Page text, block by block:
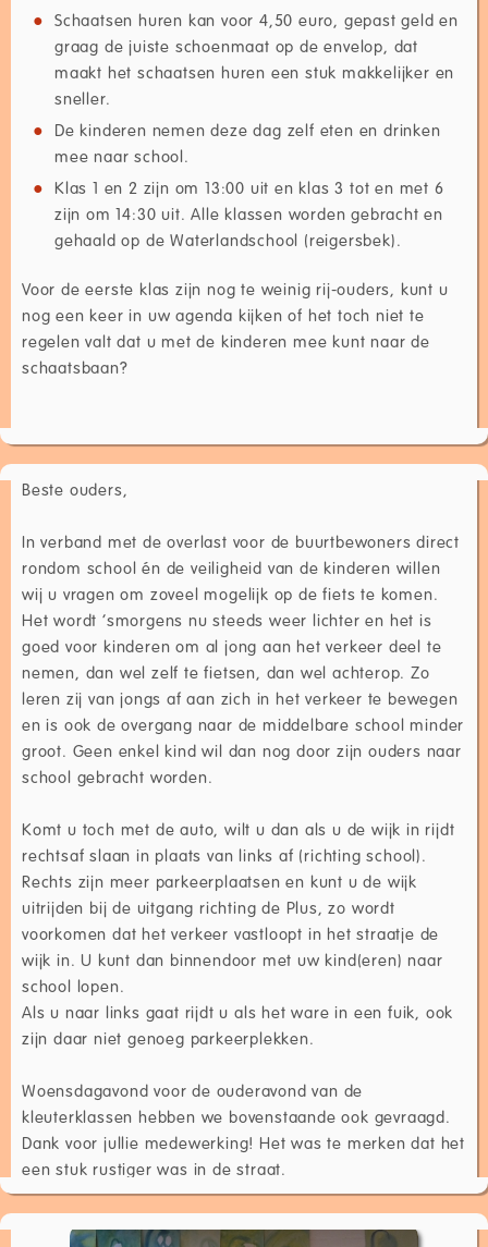
Schaatsen huren kan voor 4,50 euro, gepast geld en
graag de juiste schoenmaat op de envelop, dat
maakt het schaatsen huren een stuk makkelijker en
sneller.
De kinderen nemen deze dag zelf eten en drinken
mee naar school.
Klas 1 en 2 zijn om 13:00 uit en klas 3 tot en met 6
zijn om 14:30 uit. Alle klassen worden gebracht en
gehaald op de Waterlandschool (reigersbek).
Voor de eerste klas zijn nog te weinig rij-ouders, kunt u
nog een keer in uw agenda kijken of het toch niet te
regelen valt dat u met de kinderen mee kunt naar de
schaatsbaan?
Beste ouders,
In verband met de overlast voor de buurtbewoners direct
rondom school én de veiligheid van de kinderen willen
wij u vragen om zoveel mogelijk op de fiets te komen.
Het wordt ‘smorgens nu steeds weer lichter en het is
goed voor kinderen om al jong aan het verkeer deel te
nemen, dan wel zelf te fietsen, dan wel achterop. Zo
leren zij van jongs af aan zich in het verkeer te bewegen
en is ook de overgang naar de middelbare school minder
groot. Geen enkel kind wil dan nog door zijn ouders naar
school gebracht worden.
Komt u toch met de auto, wilt u dan als u de wijk in rijdt
rechtsaf slaan in plaats van links af (richting school).
Rechts zijn meer parkeerplaatsen en kunt u de wijk
uitrijden bij de uitgang richting de Plus, zo wordt
voorkomen dat het verkeer vastloopt in het straatje de
wijk in. U kunt dan binnendoor met uw kind(eren) naar
school lopen.
Als u naar links gaat rijdt u als het ware in een fuik, ook
zijn daar niet genoeg parkeerplekken.
Woensdagavond voor de ouderavond van de
kleuterklassen hebben we bovenstaande ook gevraagd.
Dank voor jullie medewerking! Het was te merken dat het
een stuk rustiger was in de straat.